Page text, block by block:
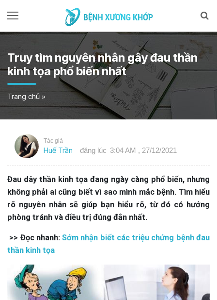
Truy tìm nguyên nhân gây đau thần
kinh tọa phổ biến nhất
Trang chủ »
Tác giả
Huế Trần đăng lúc 3:04 AM , 27/12/2021
Đau dây thần kinh tọa đang ngày càng phổ biến, nhưng
không phải ai cũng biết vì sao mình mắc bệnh. Tìm hiểu
rõ nguyên nhân sẽ giúp bạn hiểu rõ, từ đó có hướng
phòng tránh và điều trị đúng đắn nhất.
>> Đọc nhanh:Sớm nhận biết các triệu chứng bệnh đau
thần kinh tọa